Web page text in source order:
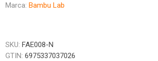
Marca: Bambu Lab
SKU: FAE008-N
GTIN: 6975337037026